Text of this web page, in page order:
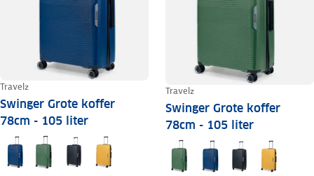
Travelz
Swinger Grote koffer
78cm - 105 liter
Travelz
Swinger Grote koffer
78cm - 105 liter